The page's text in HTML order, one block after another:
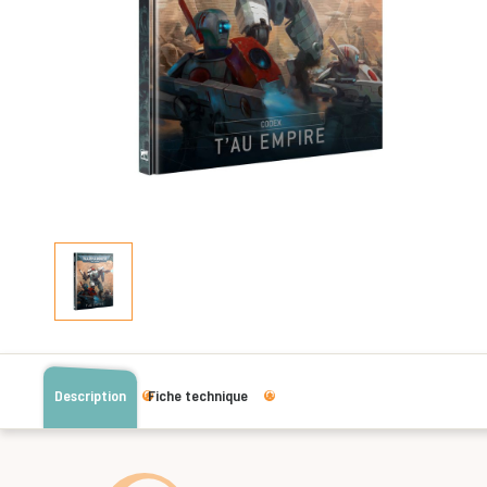
Description Fiche technique